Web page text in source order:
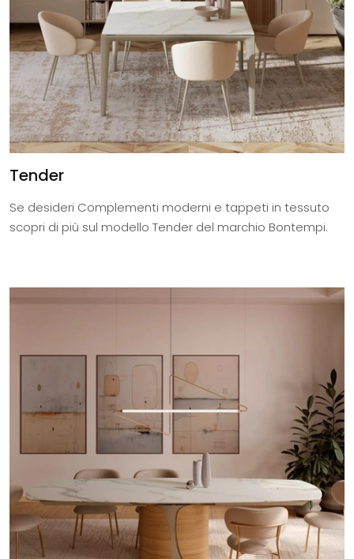
Tender
Se desideri Complementi moderni e tappeti in tessuto
scopri di più sul modello Tender del marchio Bontempi.